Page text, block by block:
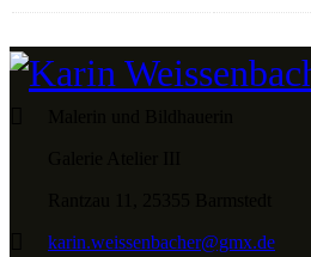
karin.weissenbacher@gmx.de